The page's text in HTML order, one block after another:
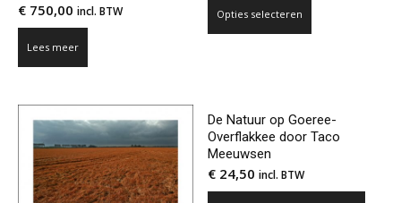
€ 750,00 incl. BTW
Lees meer
Opties selecteren
optie
De Natuur op Goeree-
Overflakkee door Taco
Meeuwsen
€ 24,50 incl. BTW